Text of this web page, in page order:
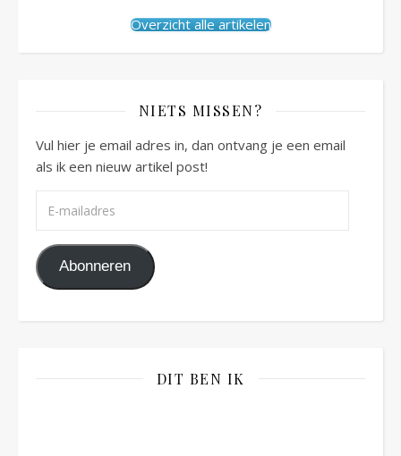
Overzicht alle artikelen
NIETS MISSEN?
Vul hier je email adres in, dan ontvang je een email
als ik een nieuw artikel post!
Abonneren
DIT BEN IK